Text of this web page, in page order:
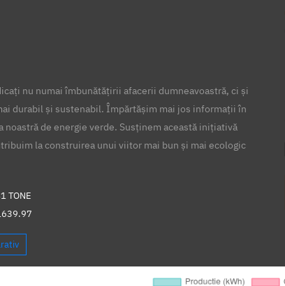
nu numai îmbunătățirii afacerii dumneavoastră, ci și
durabil și sustenabil. Împărtășim mai jos informații în
de energie verde. Susținem această inițiativă
la construirea unui viitor mai bun și mai ecologic
TONE